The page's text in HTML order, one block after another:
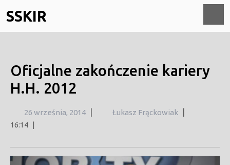
to
content
SSKIR
Oficjalne zakończenie kariery
H.H. 2012
26 września, 201426
Łukasz Frąckowiak
16:14 |